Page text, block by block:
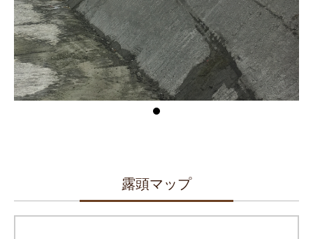
露頭マップ